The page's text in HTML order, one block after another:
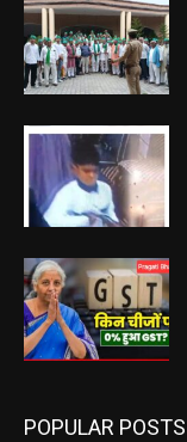
POPULAR POSTS